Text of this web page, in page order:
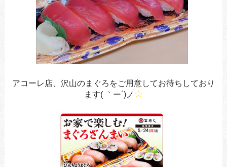
アコーレ店、沢山のまぐろをご用意してお待ちしており
ます( ｀ー´)ノ ☆